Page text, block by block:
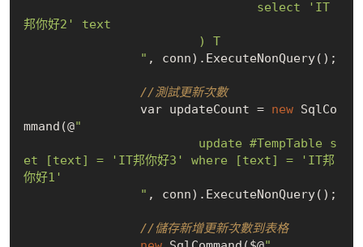
邦你好2' text
		"
, conn).ExecuteNonQuery();
//測試更新次數
		var updateCount =
new SqlCo
mmand(@"
et [text] = 'IT邦你好3' where [text] = 'IT邦
你好1'
		"
, conn).ExecuteNonQuery();
//儲存新增更新次數到表格